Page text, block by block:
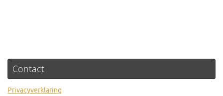
Contact
Privacyverklaring